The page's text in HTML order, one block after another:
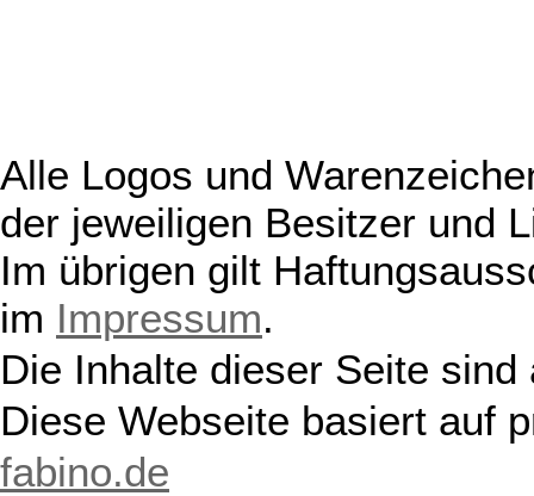
Alle Logos und
der jeweiligen Besitzer und
Im übrigen gilt
im Impressum.
Die Inhalte dieser Seite
Diese Webseite basiert auf
fabino.de